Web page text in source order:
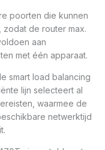
poorten die kunnen
zodat de router max.
aan
met één apparaat.
smart load balancing
lijn selecteert al
waarmee de
netwerktijd